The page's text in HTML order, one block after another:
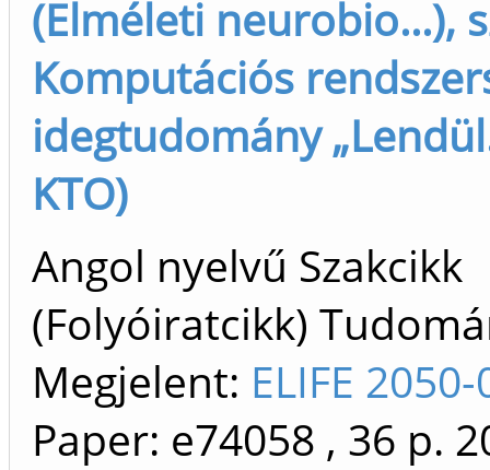
(Elméleti neurobio...),
Komputációs
idegtudomány
KTO)
Angol nyelvű Szakcikk
(Folyóiratcikk)
Megjelent: ELIFE
Paper: e74058 , 36 p.